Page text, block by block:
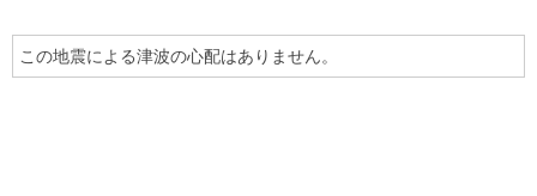
この地震による津波の心配はありません。